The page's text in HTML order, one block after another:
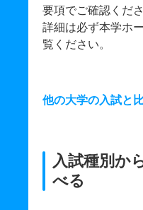
要項でご確認くださ
詳細は必ず本学ホ
覧ください。
他の大学の入試と
入試種別か
べる